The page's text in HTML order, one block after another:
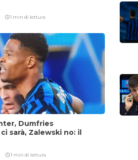
1 min di lettura
Dumfries
sarà, Zalewski no: il
1 min di lettura